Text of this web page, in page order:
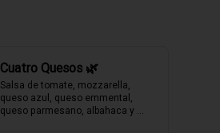
Cuatro Quesos 🌿
Salsa de tomate, mozzarella,
queso azul, queso emmental,
queso parmesano, albahaca y